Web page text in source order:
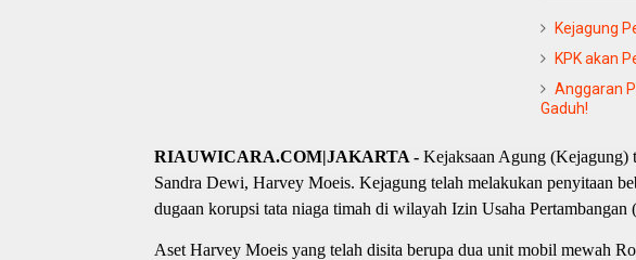
Kejagung
KPK akan
Anggaran
Gaduh!
RIAUWICARA.COM|JAKARTA - Kejaksaan Agung (Kejagung)
Sandra Dewi, Harvey Moeis. Kejagung telah melakukan penyitaan
dugaan korupsi tata niaga timah di wilayah Izin Usaha
Aset Harvey Moeis yang telah disita berupa dua unit mobil mewah